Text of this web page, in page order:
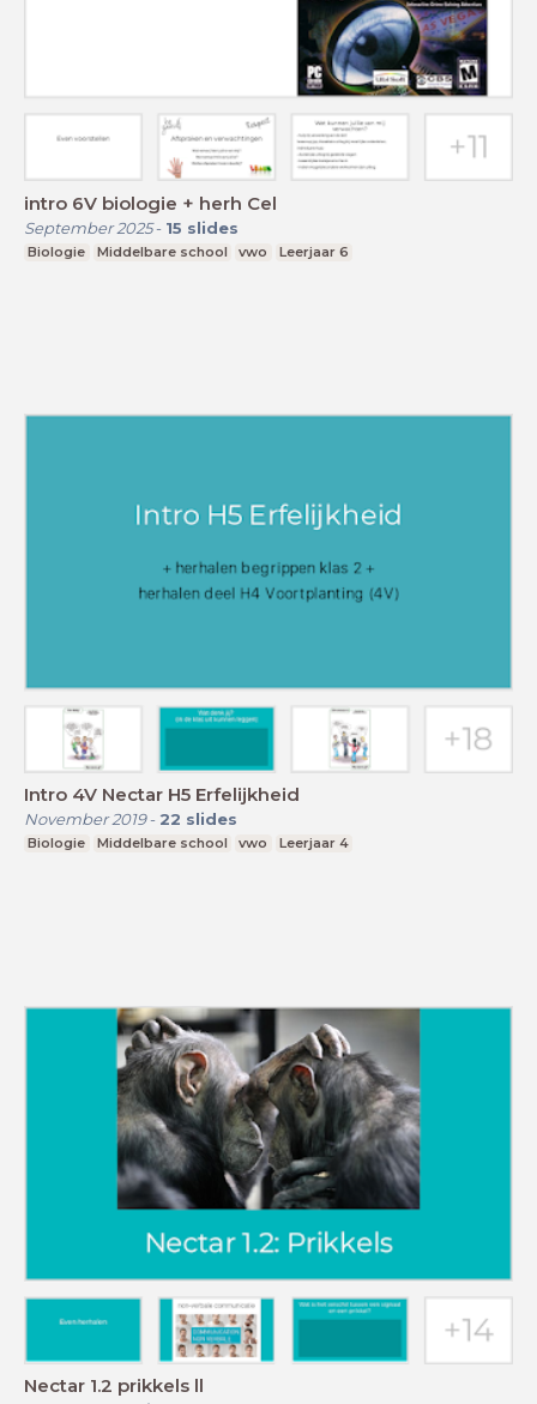
intro 6V biologie + herh Cel
September 2025- 15 slides
Biologie Middelbare school vwo Leerjaar 6
Intro 4V Nectar H5 Erfelijkheid
November 2019- 22 slides
Biologie Middelbare school vwo Leerjaar 4
Nectar 1.2 prikkels ll